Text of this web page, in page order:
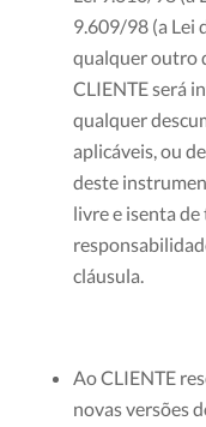
9.609/98 (a Lei
qualquer outro
CLIENTE será
qualquer
aplicáveis, ou
deste
livre e isenta
cláusula.
Ao CLIENTE
novas versões